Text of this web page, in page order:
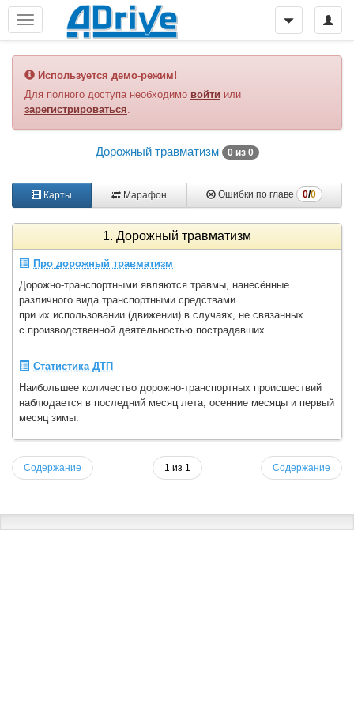
Используется демо-режим!
Для полного доступа необходимо войти или
зарегистрироваться.
Дорожный травматизм 0 из 0
Карты Марафон Ошибки по главе 0/0
1. Дорожный травматизм
Про дорожный травматизм
Дорожно-транспортными являются травмы, нанесённые
различного вида транспортными средствами
при их использовании (движении) в случаях, не связанных
с производственной деятельностью пострадавших.
Статистика ДТП
Наибольшее количество дорожно-транспортных происшествий
наблюдается в последний месяц лета, осенние месяцы и первый
месяц зимы.
Содержание 1 из 1 Содержание